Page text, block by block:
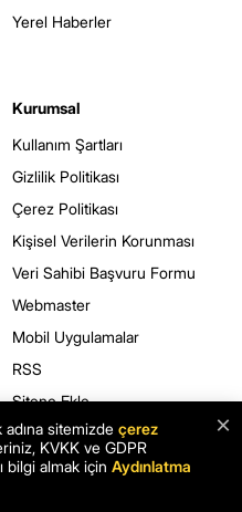
Yerel Haberler
Kurumsal
Kullanım Şartları
Gizlilik Politikası
Çerez Politikası
Kişisel Verilerin Korunması
Veri Sahibi Başvuru Formu
Webmaster
Mobil Uygulamalar
RSS
Sitene Ekle
×
sitemizde çerez
KVKK ve GDPR
bilgi almak için Aydınlatma